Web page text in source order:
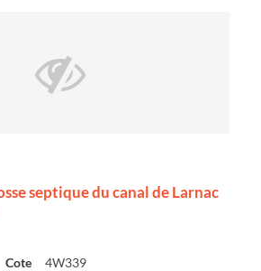
septique du canal de Larnac
Cote 4W339